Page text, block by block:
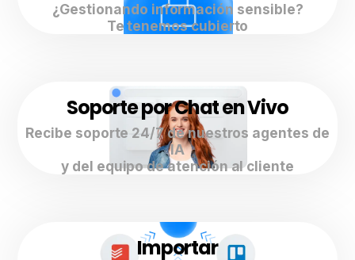
¿Gestionando información sensible?
Te tenemos cubierto
Soporte por Chat en Vivo
Recibe soporte 24/7 de nuestros agentes de
IA
y del equipo de atención al cliente
Importar